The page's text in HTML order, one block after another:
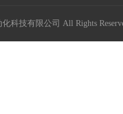
化科技有限公司 All Rights